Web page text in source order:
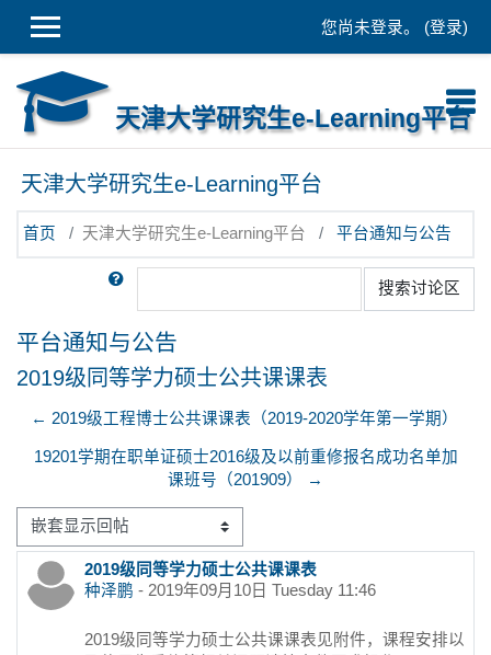
您尚未登录。 (登录)
天津大学研究生e-Learning平台
天津大学研究生e-Learning平台
首页 天津大学研究生e-Learning平台 平台通知与公告
搜索
搜索讨论区
平台通知与公告
2019级同等学力硕士公共课课表
← 2019级工程博士公共课课表（2019-2020学年第一学期）
19201学期在职单证硕士2016级及以前重修报名成功名单加
课班号（201909） →
显示模式
2019级同等学力硕士公共课课表
种泽鹏 - 2019年09月10日 Tuesday 11:46
回帖数：0
2019级同等学力硕士公共课课表见附件，课程安排以